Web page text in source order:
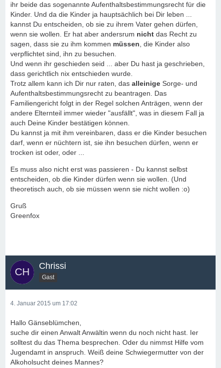
ihr beide das sogenannte Aufenthaltsbestimmungsrecht für die
Kinder. Und da die Kinder ja hauptsächlich bei Dir leben ...
kannst Du entscheiden, ob sie zu ihrem Vater gehen dürfen,
wenn sie wollen. Er hat aber andersrum nicht das Recht zu
sagen, dass sie zu ihm kommen müssen , die Kinder also
verpflichtet sind, ihn zu besuchen.
Und wenn ihr geschieden seid ... aber Du hast ja geschrieben,
dass gerichtlich nix entschieden wurde.
Trotz allem kann ich Dir nur raten, das alleinige Sorge- und
Aufenthaltsbestimmungsrecht zu beantragen. Das
Familiengericht folgt in der Regel solchen Anträgen, wenn der
andere Elternteil immer wieder "ausfällt", was in diesem Fall ja
auch Deine Kinder bestätigen können.
Du kannst ja mit ihm vereinbaren, dass er die Kinder besuchen
darf, wenn er nüchtern ist, sie ihn besuchen dürfen, wenn er
trocken ist oder, oder ...
Es muss also nicht erst was passieren - Du kannst selbst
entscheiden, ob die Kinder dürfen wenn sie wollen. (Und
theoretisch auch, ob sie müssen wenn sie nicht wollen :o)
Gruß
Greenfox
Chrissi
Gast
4. Januar 2015 um 17:02
Hallo Gänseblümchen,
suche dir einen Anwalt Anwältin wenn du noch nicht hast. Ier
solltest du das Thema besprechen. Oder du nimmst Hilfe vom
Jugendamt in anspruch. Weiß deine Schwiegermutter von der
Alkoholsucht deines Mannes?